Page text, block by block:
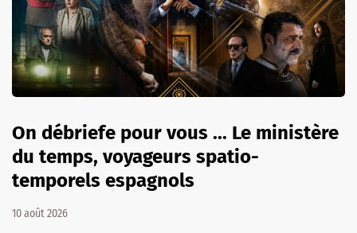
On débriefe pour vous ... Le ministère
du temps, voyageurs spatio-
temporels espagnols
10 août 2026